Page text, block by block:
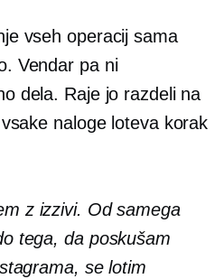
vseh operacij sama
Vendar pa ni
dela. Raje jo razdeli na
naloge loteva korak
z izzivi. Od samega
tega, da poskušam
se lotim